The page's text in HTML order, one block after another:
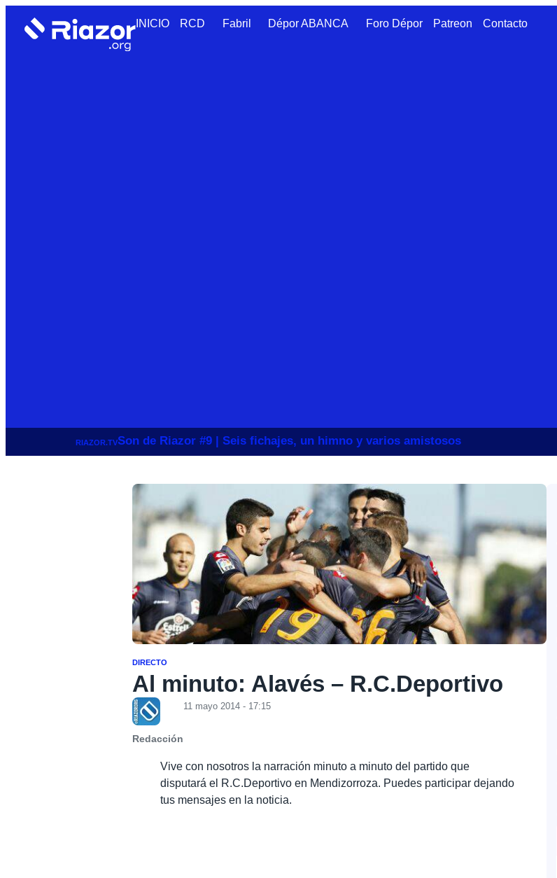
INICIO RCD Fabril Dépor ABANCA Foro Dépor Patreon Contacto
RIAZOR.TVSon de Riazor #9 | Seis fichajes, un himno y varios amistosos
DIRECTO
Al minuto: Alavés – R.C.Deportivo
Redacción
11 mayo 2014 - 17:15
Vive con nosotros la narración minuto a minuto del partido que
disputará el R.C.Deportivo en Mendizorroza. Puedes participar dejando
tus mensajes en la noticia.